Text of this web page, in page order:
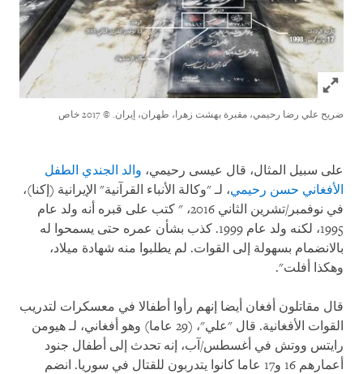
Click to expand Image
ضريح علي رضا رحيمي، مقبرة بهشت زهرا، طهران، إيران. © 2017 خاص
على سبيل المثال، قال عيسى رحيمي، والد الجندي الطفل
الأفغاني حسن رحيمي، لـ "وكالة الأنباء القرآنية" الإيرانية (إكنا)،
في نوفمبر/تشرين الثاني 2016، " كتب على قبره أنه ولد عام
1995، لكنه ولد عام 1999. كذب بشأن عمره حتى يسمحوا له
بالانضمام بسهولة إلى القوات. لم يطلبوا منه شهادة ميلاد،
وهكذا أفلت".
قال مقاتلون أفغان أيضا إنهم رأوا أطفالا في معسكرات لتدريب
القوات الأفغانية. قال "علي"، (29 عاما) وهو أفغاني، لـ هيومن
رايتس ووتش في أغسطس/آب، إنه تحدث إلى أطفال جنود
أعمارهم 16 و17 عاما كانوا يتدربون للقتال في سوريا. انضم